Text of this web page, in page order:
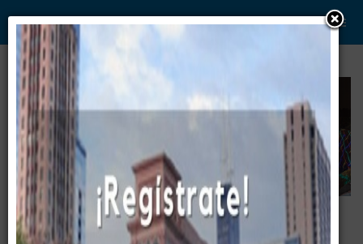
WWW. PABLO G PAEZ .COM
www . piramide digital . com